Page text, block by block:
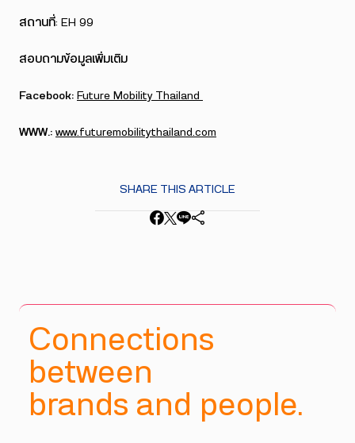
สถานที่: EH 99
สอบถามข้อมูลเพิ่มเติม
Facebook: Future Mobility Thailand
WWW.: www.futuremobilitythailand.com
SHARE THIS ARTICLE
Connections
between
brands and people.